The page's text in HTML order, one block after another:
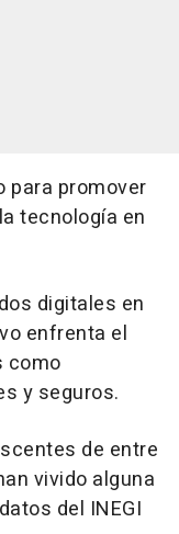
para promover
tecnología en
digitales en
enfrenta el
como
y seguros.
de entre
vivido alguna
del INEGI